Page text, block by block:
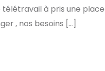
télétravail à pris une
, nos besoins […]